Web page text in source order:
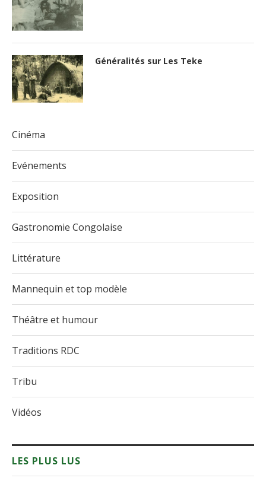
Généralités sur Les Teke
Cinéma
Evénements
Exposition
Gastronomie Congolaise
Littérature
Mannequin et top modèle
Théâtre et humour
Traditions RDC
Tribu
Vidéos
LES PLUS LUS